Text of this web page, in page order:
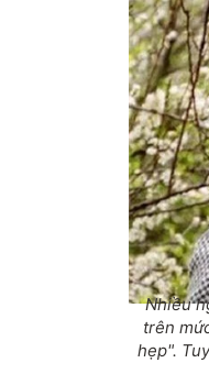
Nhiều
trên
hẹp".